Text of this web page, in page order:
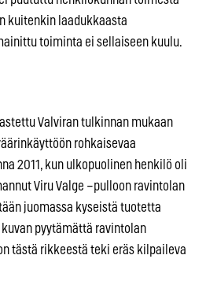
kuitenkin laadukkaasta
toiminta ei sellaiseen kuulu.
Valviran tulkinnan mukaan
rohkaisevaa
2011, kun ulkopuolinen henkilö oli
Viru Valge –pulloon ravintolan
juomassa kyseistä tuotetta
pyytämättä ravintolan
tästä rikkeestä teki eräs kilpaileva